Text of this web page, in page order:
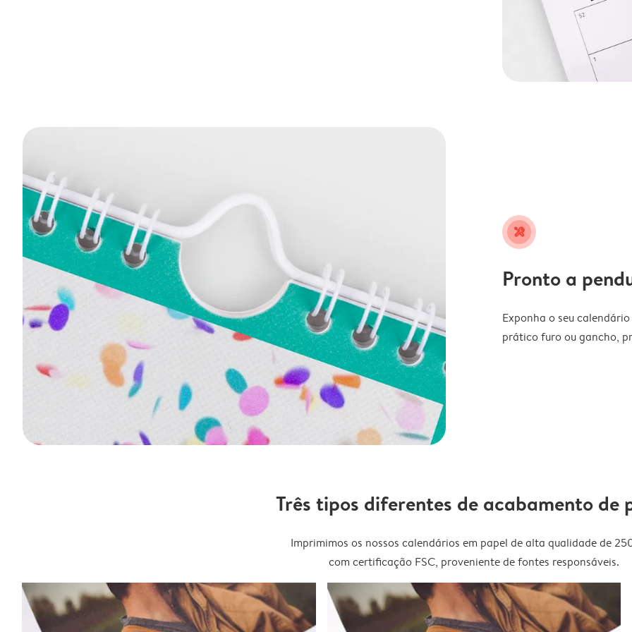
tools
Pronto a
Exponha o seu
prático furo ou gancho,
Três tipos diferentes de acabamento de
Imprimimos os nossos calendários em papel de alta qualidade de
com certificação FSC, proveniente de fontes responsáveis.